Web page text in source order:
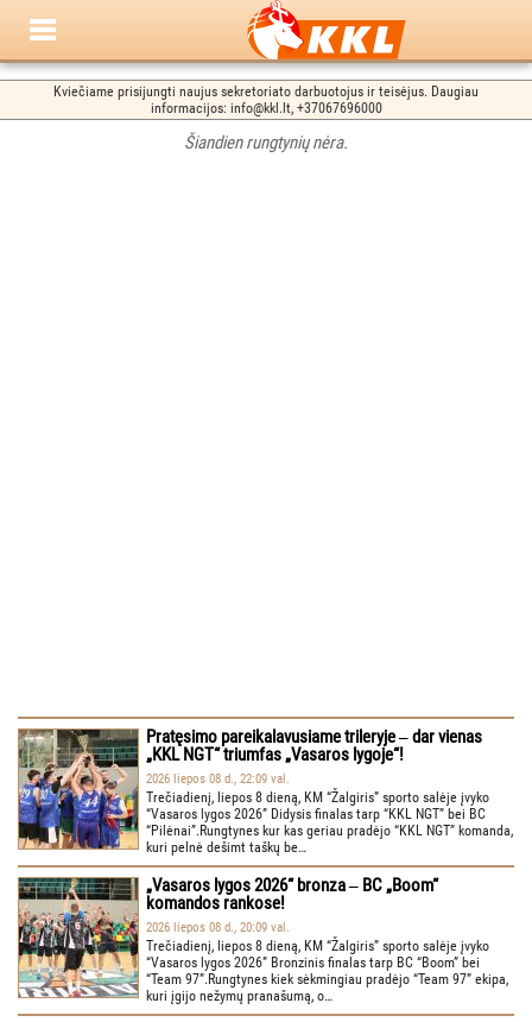
Kviečiame prisijungti naujus sekretoriato darbuotojus ir teisėjus. Daugiau
informacijos: info@kkl.lt, +37067696000
Šiandien rungtynių nėra.
Pratęsimo pareikalavusiame trileryje ‒ dar vienas
„KKL NGT“ triumfas „Vasaros lygoje“!
2026 liepos 08 d., 22:09 val.
Trečiadienį, liepos 8 dieną, KM “Žalgiris” sporto salėje įvyko
“Vasaros lygos 2026” Didysis finalas tarp “KKL NGT” bei BC
“Pilėnai”.Rungtynes kur kas geriau pradėjo “KKL NGT” komanda,
kuri pelnė dešimt taškų be…
„Vasaros lygos 2026“ bronza ‒ BC „Boom“
komandos rankose!
2026 liepos 08 d., 20:09 val.
Trečiadienį, liepos 8 dieną, KM “Žalgiris” sporto salėje įvyko
“Vasaros lygos 2026” Bronzinis finalas tarp BC “Boom” bei
“Team 97”.Rungtynes kiek sėkmingiau pradėjo “Team 97” ekipa,
kuri įgijo nežymų pranašumą, o…